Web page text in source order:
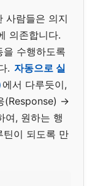
사람들은 의지
의존합니다.
수행하도록
. 자동으로 실
에서 다루듯이,
(Response) →
여, 원하는 행
틴이 되도록 만